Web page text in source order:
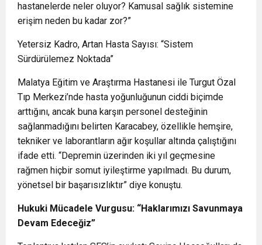
hastanelerde neler oluyor? Kamusal sağlık sistemine
erişim neden bu kadar zor?”
Yetersiz Kadro, Artan Hasta Sayısı: “Sistem
Sürdürülemez Noktada”
Malatya Eğitim ve Araştırma Hastanesi ile Turgut Özal
Tıp Merkezi’nde hasta yoğunluğunun ciddi biçimde
arttığını, ancak buna karşın personel desteğinin
sağlanmadığını belirten Karacabey, özellikle hemşire,
tekniker ve laborantların ağır koşullar altında çalıştığını
ifade etti. “Depremin üzerinden iki yıl geçmesine
rağmen hiçbir somut iyileştirme yapılmadı. Bu durum,
yönetsel bir başarısızlıktır” diye konuştu.
Hukuki Mücadele Vurgusu: “Haklarımızı Savunmaya
Devam Edeceğiz”